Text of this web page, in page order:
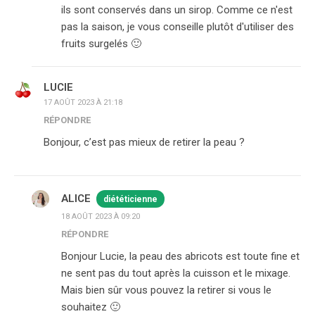
ils sont conservés dans un sirop. Comme ce n'est
pas la saison, je vous conseille plutôt d'utiliser des
fruits surgelés 🙂
LUCIE
17 AOÛT 2023 À 21:18
RÉPONDRE
Bonjour, c’est pas mieux de retirer la peau ?
ALICE diététicienne
18 AOÛT 2023 À 09:20
RÉPONDRE
Bonjour Lucie, la peau des abricots est toute fine et
ne sent pas du tout après la cuisson et le mixage.
Mais bien sûr vous pouvez la retirer si vous le
souhaitez 🙂